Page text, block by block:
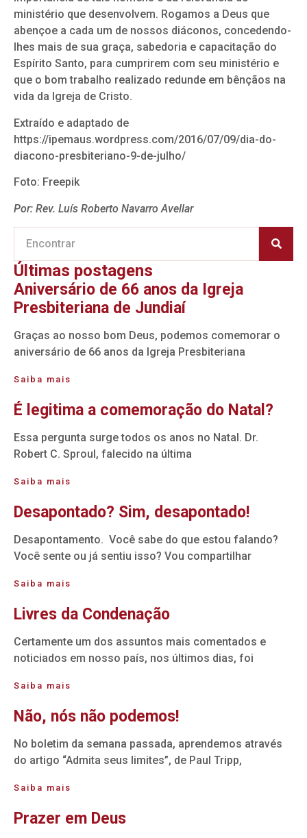
ministério que desenvolvem. Rogamos a Deus que
abençoe a cada um de nossos diáconos, concedendo-
lhes mais de sua graça, sabedoria e capacitação do
Espírito Santo, para cumprirem com seu ministério e
que o bom trabalho realizado redunde em bênçãos na
vida da Igreja de Cristo.
Extraído e adaptado de
https://ipemaus.wordpress.com/2016/07/09/dia-do-
diacono-presbiteriano-9-de-julho/
Foto: Freepik
Por: Rev. Luís Roberto Navarro Avellar
Últimas postagens
Aniversário de 66 anos da Igreja
Presbiteriana de Jundiaí
Graças ao nosso bom Deus, podemos comemorar o
aniversário de 66 anos da Igreja Presbiteriana
Saiba mais
É legitima a comemoração do Natal?
Essa pergunta surge todos os anos no Natal. Dr.
Robert C. Sproul, falecido na última
Saiba mais
Desapontado? Sim, desapontado!
Desapontamento. Você sabe do que estou falando?
Você sente ou já sentiu isso? Vou compartilhar
Saiba mais
Livres da Condenação
Certamente um dos assuntos mais comentados e
noticiados em nosso país, nos últimos dias, foi
Saiba mais
Não, nós não podemos!
No boletim da semana passada, aprendemos através
do artigo “Admita seus limites”, de Paul Tripp,
Saiba mais
Prazer em Deus